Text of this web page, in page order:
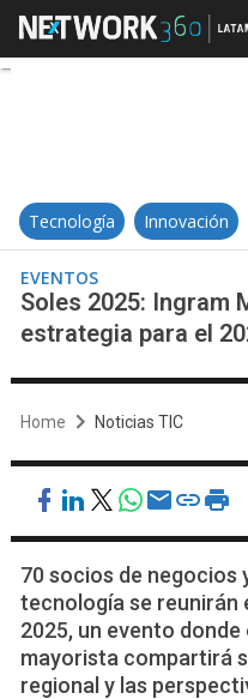
Tecnología Innovación
EVENTOS
Soles 2025: Ingram
estrategia para el
Home Noticias TIC
70 socios de negocios
tecnología se reunirán
2025, un evento
mayorista compartirá
regional y las